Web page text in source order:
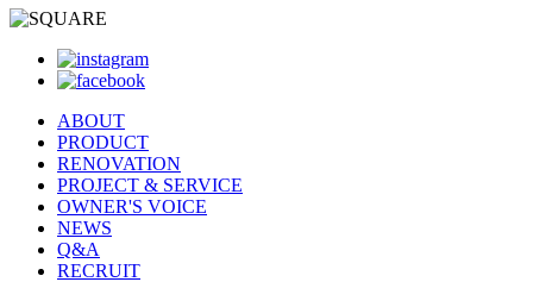
ABOUT
PRODUCT
RENOVATION
PROJECT & SERVICE
OWNER'S VOICE
NEWS
Q&A
RECRUIT